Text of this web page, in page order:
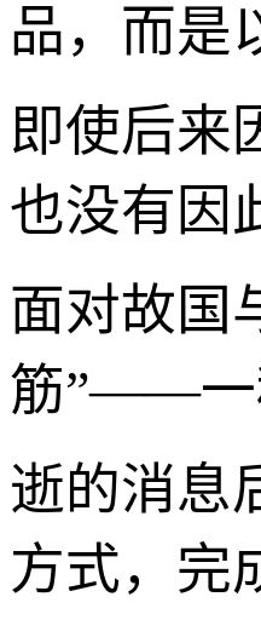
品，而是
即使后来
也没有因
面对故国
筋”——一
逝的消息
方式，完